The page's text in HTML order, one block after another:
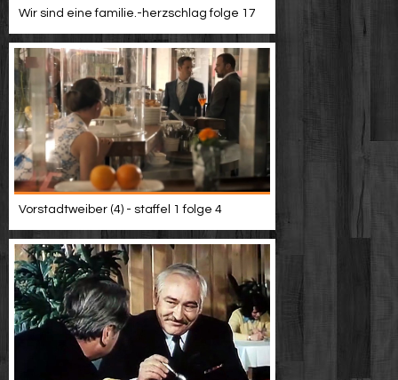
Wir sind eine familie.-herzschlag folge 17
Vorstadtweiber (4) - staffel 1 folge 4